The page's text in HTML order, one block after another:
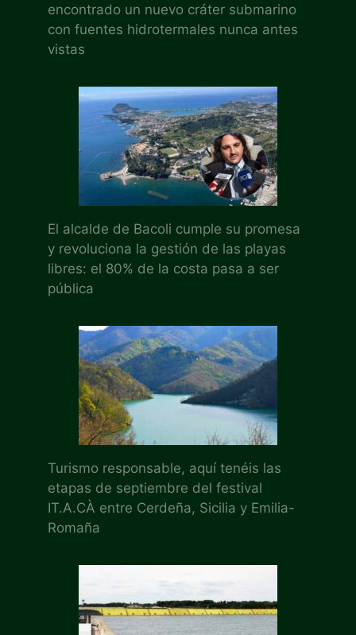
encontrado un nuevo cráter submarino
con fuentes hidrotermales nunca antes
vistas
El alcalde de Bacoli cumple su promesa
y revoluciona la gestión de las playas
libres: el 80% de la costa pasa a ser
pública
Turismo responsable, aquí tenéis las
etapas de septiembre del festival
IT.A.CÀ entre Cerdeña, Sicilia y Emilia-
Romaña